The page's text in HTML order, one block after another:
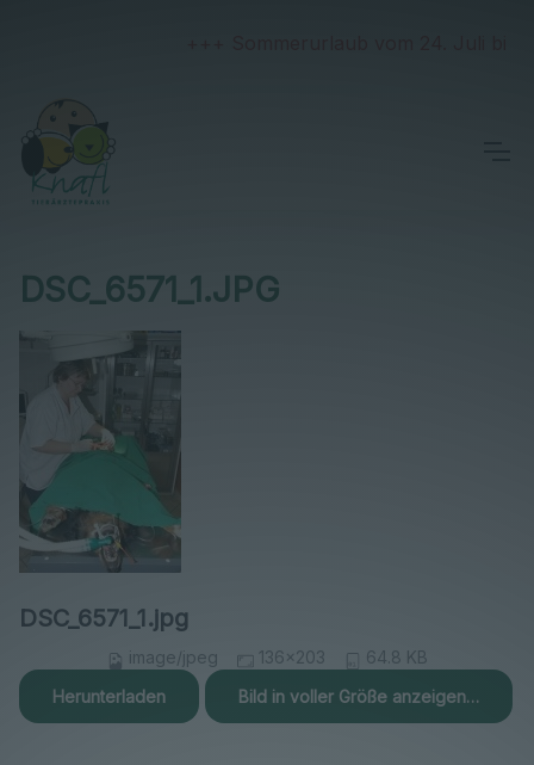
DSC_6571_1.JPG
DSC_6571_1.jpg
image/jpeg 136x203
64.8 KB
Herunterladen
Bild in voller Größe anzeigen…